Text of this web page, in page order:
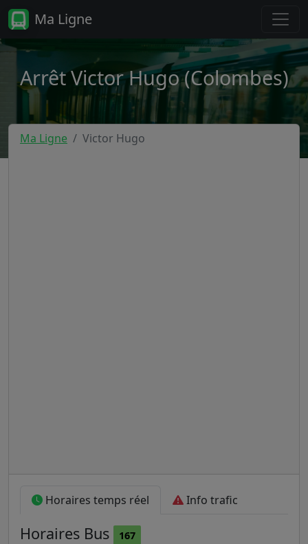
Ma Ligne
Arrêt Victor Hugo (Colombes)
Ma Ligne Victor Hugo
Horaires temps réel Info trafic
Horaires Bus 167